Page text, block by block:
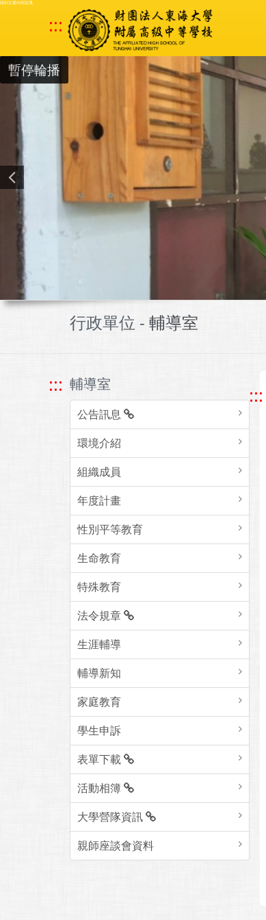
跳到主要內容區塊
:::
暫停輪播
行政單位 - 輔導室
::: 輔導室
公告訊息
環境介紹
組織成員
年度計畫
性別平等教育
生命教育
特殊教育
法令規章
生涯輔導
輔導新知
家庭教育
學生申訴
表單下載
活動相簿
大學營隊資訊
親師座談會資料
:::